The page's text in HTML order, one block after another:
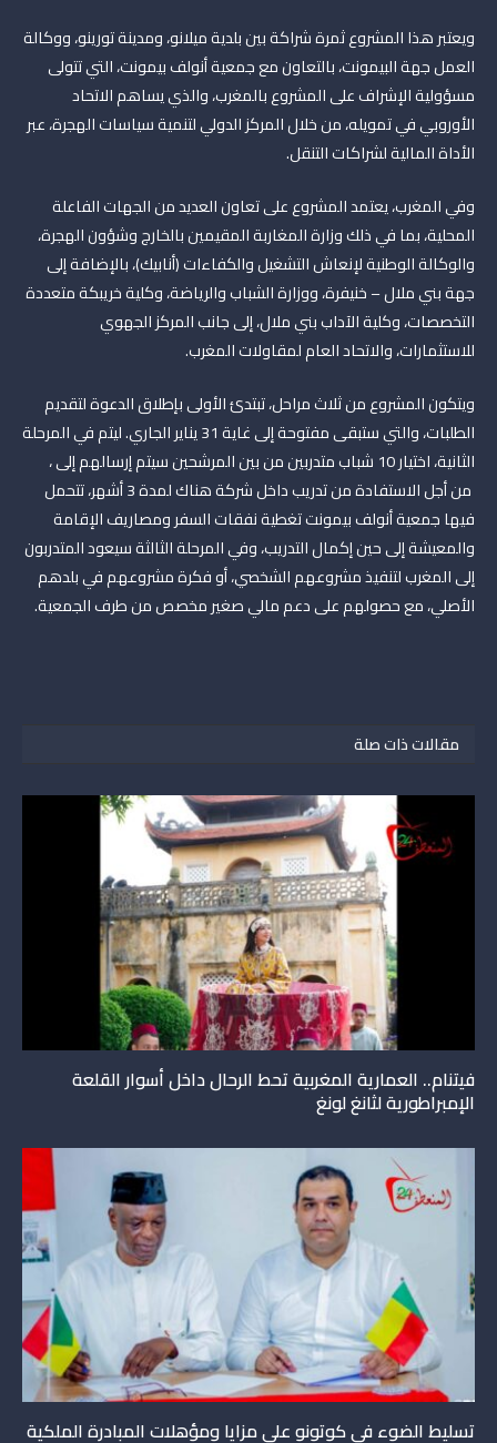
ويعتبر هذا المشروع ثمرة شراكة بين بلدية ميلانو، ومدينة تورينو، ووكالة
العمل جهة البيمونت، بالتعاون مع جمعية أنولف بيمونت، التي تتولى
مسؤولية الإشراف على المشروع بالمغرب، والذي يساهم الاتحاد
الأوروبي في تمويله، من خلال المركز الدولي لتنمية سياسات الهجرة، عبر
الأداة المالية لشراكات التنقل.
وفي المغرب، يعتمد المشروع على تعاون العديد من الجهات الفاعلة
المحلية، بما في ذلك وزارة المغاربة المقيمين بالخارج وشؤون الهجرة،
والوكالة الوطنية لإنعاش التشغيل والكفاءات (أنابيك)، بالإضافة إلى
جهة بني ملال – خنيفرة، ووزارة الشباب والرياضة، وكلية خريبكة متعددة
التخصصات، وكلية الآداب بني ملال، إلى جانب المركز الجهوي
للاستثمارات، والاتحاد العام لمقاولات المغرب.
ويتكون المشروع من ثلاث مراحل، تبتدئ الأولى بإطلاق الدعوة لتقديم
الطلبات، والتي ستبقى مفتوحة إلى غاية 31 يناير الجاري. ليتم في المرحلة
الثانية، اختيار 10 شباب متدربين من بين المرشحين سيتم إرسالهم إلى ،
من أجل الاستفادة من تدريب داخل شركة هناك لمدة 3 أشهر، تتحمل
فيها جمعية أنولف بيمونت تغطية نفقات السفر ومصاريف الإقامة
والمعيشة إلى حين إكمال التدريب، وفي المرحلة الثالثة سيعود المتدربون
إلى المغرب لتنفيذ مشروعهم الشخصي، أو فكرة مشروعهم في بلدهم
الأصلي، مع حصولهم على دعم مالي صغير مخصص من طرف الجمعية.
مقالات ذات صلة
فيتنام.. العمارية المغربية تحط الرحال داخل أسوار القلعة
الإمبراطورية لثانغ لونغ
تسليط الضوء في كوتونو على مزايا ومؤهلات المبادرة الملكية